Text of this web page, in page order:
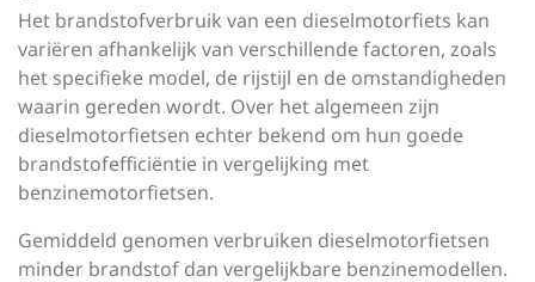
Het brandstofverbruik van een dieselmotorfiets kan
variëren afhankelijk van verschillende factoren, zoals
het specifieke model, de rijstijl en de omstandigheden
waarin gereden wordt. Over het algemeen zijn
dieselmotorfietsen echter bekend om hun goede
brandstofefficiëntie in vergelijking met
benzinemotorfietsen.
Gemiddeld genomen verbruiken dieselmotorfietsen
minder brandstof dan vergelijkbare benzinemodellen.